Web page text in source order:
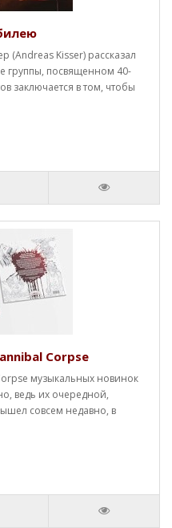
(Andreas Kisser) рассказал
группы, посвященном 40-
заключается в том, чтобы
Corpse
музыкальных новинок
ведь их очередной,
совсем недавно, в